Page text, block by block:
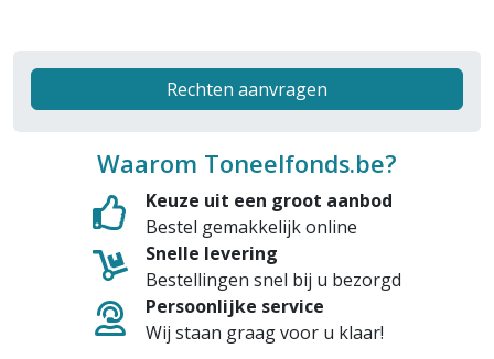
Rechten aanvragen
Waarom Toneelfonds.be?
Keuze uit een groot aanbod
Bestel gemakkelijk online
Snelle levering
Bestellingen snel bij u bezorgd
Persoonlijke service
Wij staan graag voor u klaar!